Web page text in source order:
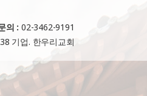
의 : 02-3462-9191
기업. 한우리교회